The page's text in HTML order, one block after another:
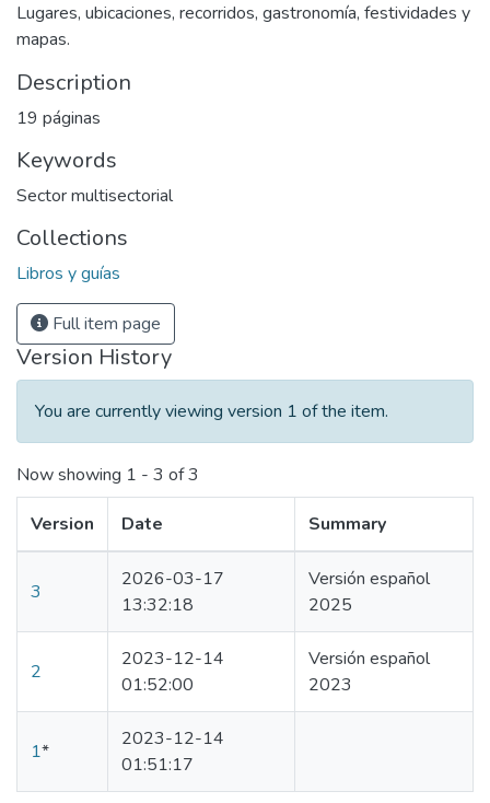
Lugares, ubicaciones, recorridos, gastronomía, festividades y
mapas.
Description
19 páginas
Keywords
Sector multisectorial
Collections
Libros y guías
Full item page
Version History
You are currently viewing version 1 of the item.
Now showing 1 - 3 of 3
Version Date Summary
3
2026-03-17
13:32:18
Versión español
2025
2
2023-12-14
01:52:00
Versión español
2023
1*
2023-12-14
01:51:17